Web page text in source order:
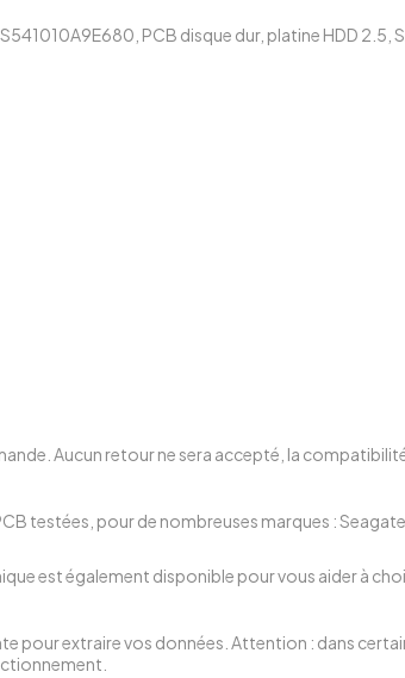
PCB disque dur, platine HDD 2.5
Aucun retour ne sera accepté, la
testées, pour de nombreuses marques :
est également disponible pour vous aider à
extraire vos données. Attention : dans